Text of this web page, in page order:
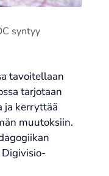
syntyy
tavoitellaan
tarjotaan
ja kerryttää
muutoksiin.